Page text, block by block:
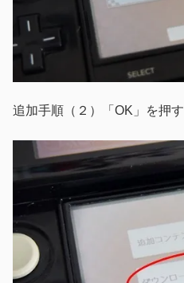
追加手順（２）「OK」を押す